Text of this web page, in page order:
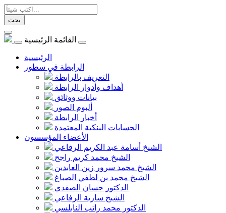
بحث
القائمة الرئيسية
الرئيسية
الرابطة في سطور
التعريف بالرابطة
أهداف وأدوار الرابطة
بيانات ووثائق
ألبوم الصور
أخبار الرابطة
الحسابات البنكية المعتمدة
الأعضاء المؤسسون
الشيخ أسامة عبد الكريم الرفاعي
الشيخ محمد كريم راجح
الشيخ محمد سرور زين العابدين
الشيخ محمد بن لطفي الصباغ
الدكتور حسان الصفدي
الشيخ سارية الرفاعي
الدكتور محمد راتب النابلسي